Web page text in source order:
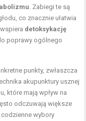
. Zabiegi te są
co znacznie ułatwia
detoksykację
poprawy ogólnego
punkty, zwłaszcza
akupunktury usznej
które mają wpływ na
odczuwają większe
codzienne wybory